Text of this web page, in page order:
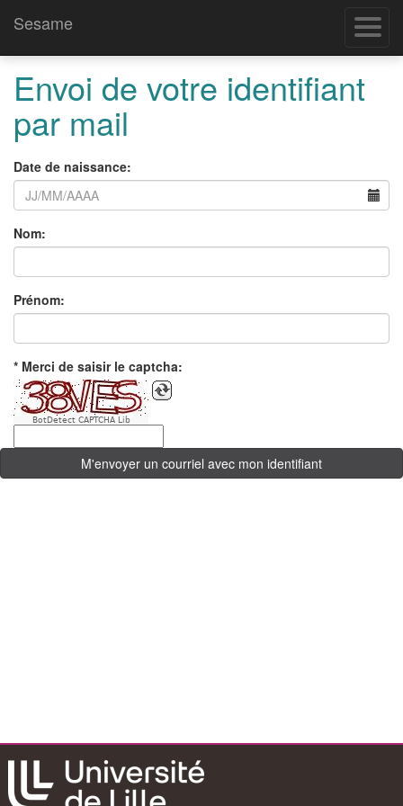
Ouvrir/
le
Sesame
Envoi de votre identifiant
par mail
Date de naissance:
Nom:
Prénom:
* Merci de saisir le captcha:
BotDetect CAPTCHA Lib